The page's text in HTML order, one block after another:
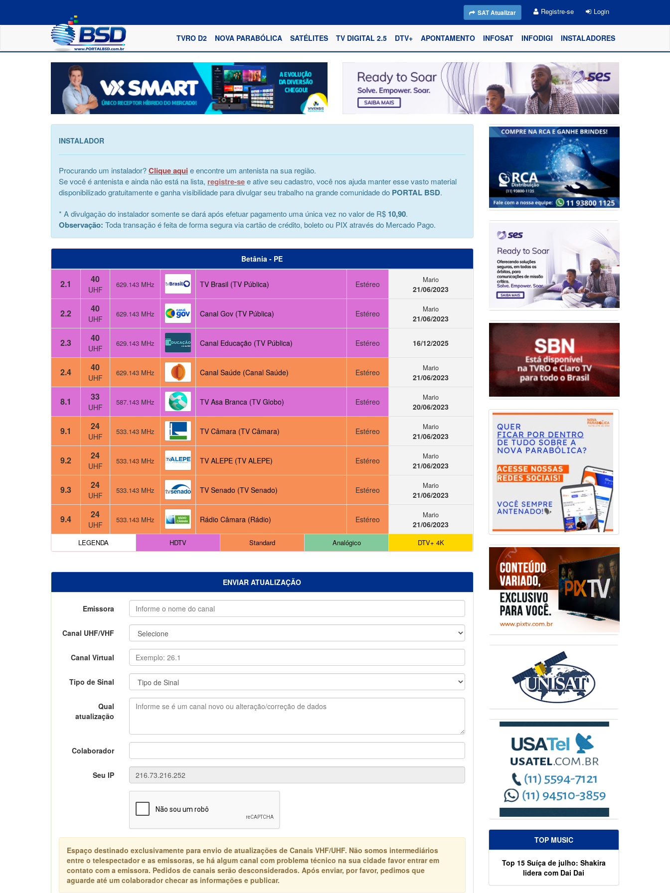
SAT Atualizar Registre-se Login
TVRO D2 NOVA PARABÓLICA SATÉLITES TV DIGITAL 2.5 DTV+ APONTAMENTO INFOSAT INFODIGI INSTALADORES
INSTALADOR
Procurando um instalador?Clique aqui e encontre um antenista na sua região.
Se você é antenista e ainda não está na lista, registre-see ative seu cadastro, você nos ajuda manter esse vasto material
disponibilizado gratuitamente e ganha visibilidade para divulgar seu trabalho na grande comunidade do PORTAL BSD.
* A divulgação do instalador somente se dará após efetuar pagamento uma única vez no valor de R$ 10,90.
Observação: Toda transação é feita de forma segura via cartão de crédito, boleto ou PIX através do Mercado Pago.
Betânia - PE
2.1 40
UHF
629.143 MHz TV Brasil (TV Pública) Estéreo Mario
21/06/2023
2.2 40
UHF
629.143 MHz Canal Gov (TV Pública) Estéreo Mario
21/06/2023
2.3 40
UHF
629.143 MHz Canal Educação (TV Pública) Estéreo 16/12/2025
2.4 40
UHF
629.143 MHz Canal Saúde (Canal Saúde) Estéreo Mario
21/06/2023
8.1 33
UHF
587.143 MHz TV Asa Branca (TV Globo) Estéreo Mario
20/06/2023
9.1 24
UHF
533.143 MHz TV Câmara (TV Câmara) Estéreo Mario
21/06/2023
9.2 24
UHF
533.143 MHz TV ALEPE (TV ALEPE) Estéreo Mario
21/06/2023
9.3 24
UHF
533.143 MHz TV Senado (TV Senado) Estéreo Mario
21/06/2023
9.4 24
UHF
533.143 MHz Rádio Câmara (Rádio) Estéreo Mario
21/06/2023
LEGENDA HDTV Standard Analógico DTV+ 4K
ENVIAR ATUALIZAÇÃO
Emissora
Canal UHF/VHF
Canal Virtual
Tipo de Sinal
Qual
atualização
Colaborador
Seu IP
Espaço destinado exclusivamente para envio de atualizações de Canais VHF/UHF. Não somos intermediários
entre o telespectador e as emissoras, se há algum canal com problema técnico na sua cidade favor entrar em
contato com a emissora. Pedidos de canais serão desconsiderados. Após enviar, por favor, pedimos que
aguarde até um colaborador checar as informações e publicar.
TOP MUSIC
Top 15 Suíça de julho: Shakira
lidera com Dai Dai